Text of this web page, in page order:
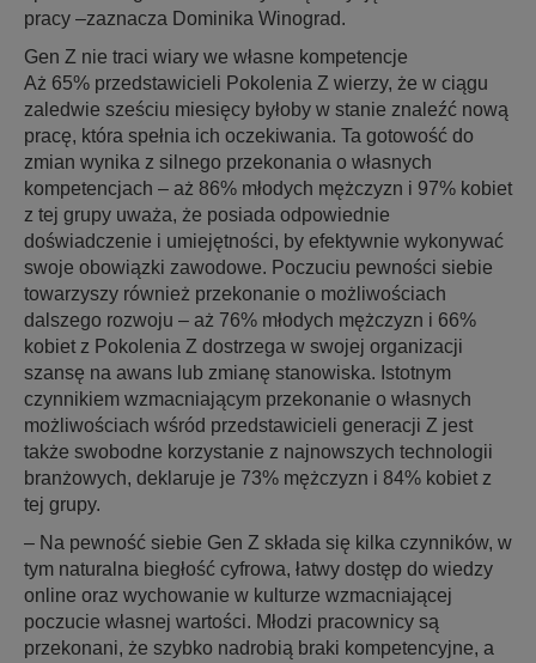
pracy –zaznacza Dominika Winograd.
Gen Z nie traci wiary we własne kompetencje
Aż 65% przedstawicieli Pokolenia Z wierzy, że w ciągu
zaledwie sześciu miesięcy byłoby w stanie znaleźć nową
pracę, która spełnia ich oczekiwania. Ta gotowość do
zmian wynika z silnego przekonania o własnych
kompetencjach – aż 86% młodych mężczyzn i 97% kobiet
z tej grupy uważa, że posiada odpowiednie
doświadczenie i umiejętności, by efektywnie wykonywać
swoje obowiązki zawodowe. Poczuciu pewności siebie
towarzyszy również przekonanie o możliwościach
dalszego rozwoju – aż 76% młodych mężczyzn i 66%
kobiet z Pokolenia Z dostrzega w swojej organizacji
szansę na awans lub zmianę stanowiska. Istotnym
czynnikiem wzmacniającym przekonanie o własnych
możliwościach wśród przedstawicieli generacji Z jest
także swobodne korzystanie z najnowszych technologii
branżowych, deklaruje je 73% mężczyzn i 84% kobiet z
tej grupy.
– Na pewność siebie Gen Z składa się kilka czynników, w
tym naturalna biegłość cyfrowa, łatwy dostęp do wiedzy
online oraz wychowanie w kulturze wzmacniającej
poczucie własnej wartości. Młodzi pracownicy są
przekonani, że szybko nadrobią braki kompetencyjne, a